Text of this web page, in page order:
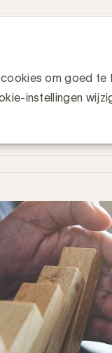
om goed
instellingen
met